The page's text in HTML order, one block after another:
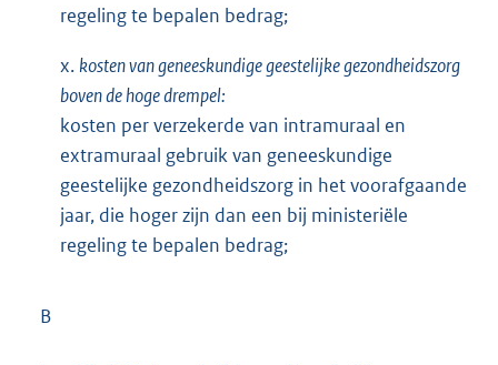
regeling te bepalen bedrag;
x. kosten van geneeskundige geestelijke gezondheidszorg
boven de hoge drempel:
kosten per verzekerde van intramuraal en
extramuraal gebruik van geneeskundige
geestelijke gezondheidszorg in het voorafgaande
jaar, die hoger zijn dan een bij ministeriële
regeling te bepalen bedrag;
B